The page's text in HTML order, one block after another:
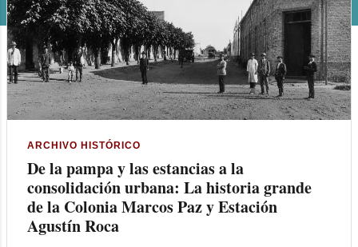
n
t
r
a
ARCHIVO HISTÓRICO
De la pampa y las estancias a la
consolidación urbana: La historia grande
de la Colonia Marcos Paz y Estación
Agustín Roca